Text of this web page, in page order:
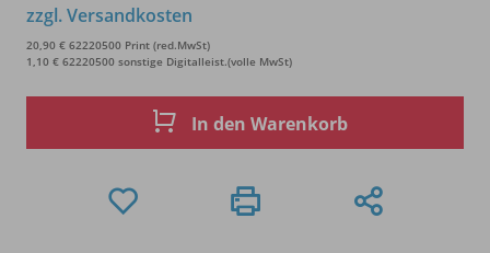
zzgl. Versandkosten
20,90 € 62220500 Print (red.MwSt)
1,10 € 62220500 sonstige Digitalleist.(volle MwSt)
In den Warenkorb